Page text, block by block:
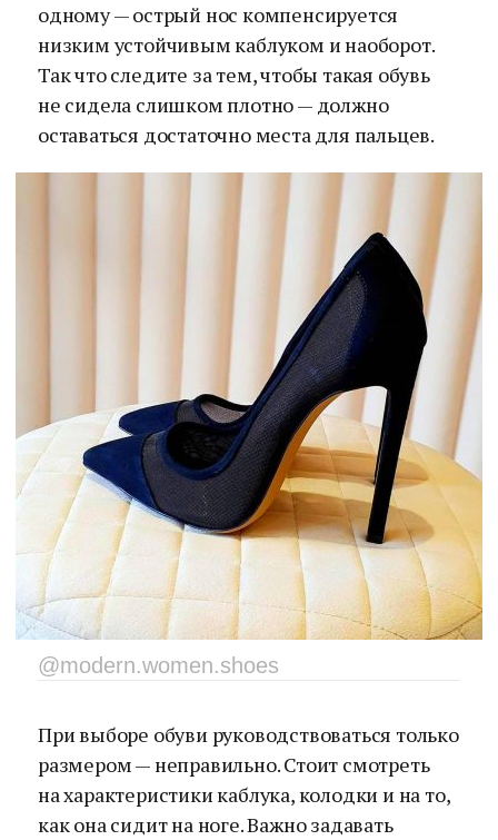
одному — острый нос компенсируется
низким устойчивым каблуком и наоборот.
Так что следите за тем, чтобы такая обувь
не сидела слишком плотно — должно
оставаться достаточно места для пальцев.
@modern.women.shoes
При выборе обуви руководствоваться только
размером — неправильно. Стоит смотреть
на характеристики каблука, колодки и на то,
как она сидит на ноге. Важно задавать